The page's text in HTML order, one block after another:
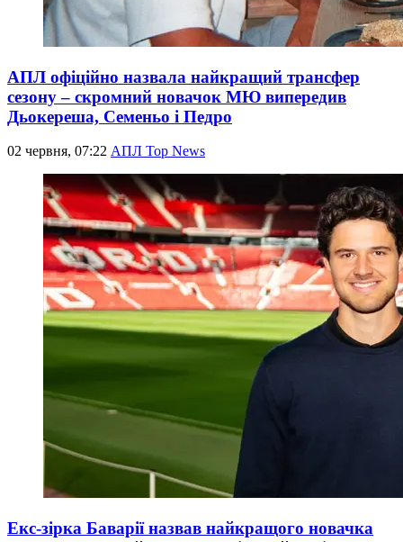
АПЛ офіційно назвала найкращий трансфер
сезону – скромний новачок МЮ випередив
Дьокереша, Семеньо і Педро
02 червня, 07:22 АПЛ Top News
Екс-зірка Баварії назвав найкращого новачка